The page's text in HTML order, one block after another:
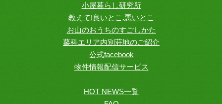
小屋暮らし研究所
教えて!良いとこ.悪いとこ
お山のおうちのすごしかた
蓼科エリア内別荘地のご紹介
公式facebook
物件情報配信サービス
HOT NEWS一覧